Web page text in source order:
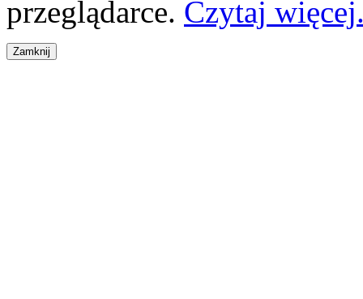
przeglądarce. Czytaj